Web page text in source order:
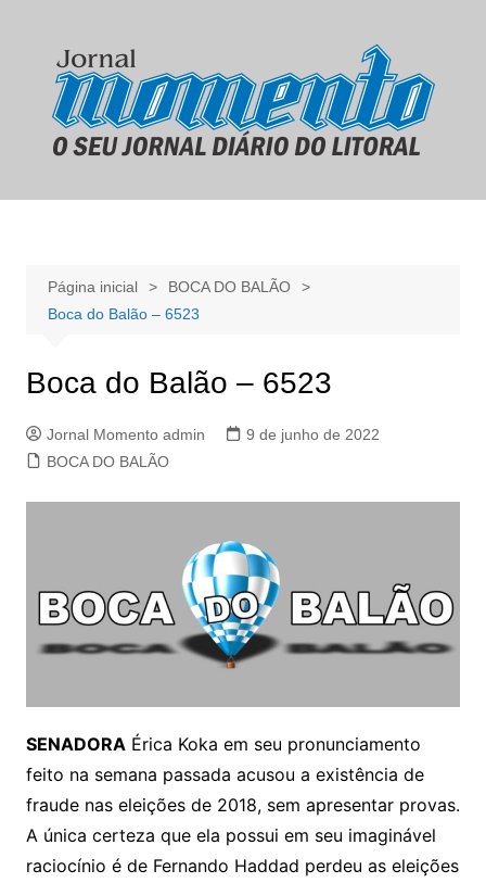
conteúdo
Página inicial
BOCA DO BALÃO
Boca do Balão – 6523
Boca do Balão – 6523
Jornal Momento admin
9 de junho de 2022
BOCA DO BALÃO
SENADORA Érica Koka em seu pronunciamento
feito na semana passada acusou a existência de
fraude nas eleições de 2018, sem apresentar provas.
A única certeza que ela possui em seu imaginável
raciocínio é de Fernando Haddad perdeu as eleições